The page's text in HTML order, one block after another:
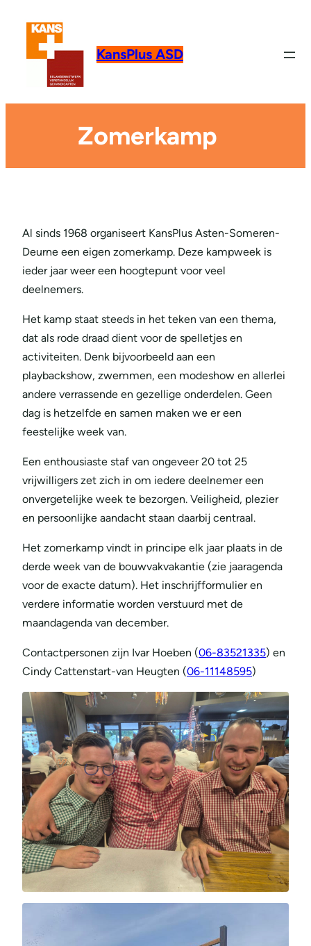
KansPlus ASD
Zomerkamp
Al sinds 1968 organiseert KansPlus Asten-Someren-
Deurne een eigen zomerkamp. Deze kampweek is
ieder jaar weer een hoogtepunt voor veel
deelnemers.
Het kamp staat steeds in het teken van een thema,
dat als rode draad dient voor de spelletjes en
activiteiten. Denk bijvoorbeeld aan een
playbackshow, zwemmen, een modeshow en allerlei
andere verrassende en gezellige onderdelen. Geen
dag is hetzelfde en samen maken we er een
feestelijke week van.
Een enthousiaste staf van ongeveer 20 tot 25
vrijwilligers zet zich in om iedere deelnemer een
onvergetelijke week te bezorgen. Veiligheid, plezier
en persoonlijke aandacht staan daarbij centraal.
Het zomerkamp vindt in principe elk jaar plaats in de
derde week van de bouwvakvakantie (zie jaaragenda
voor de exacte datum). Het inschrijfformulier en
verdere informatie worden verstuurd met de
maandagenda van december.
Contactpersonen zijn Ivar Hoeben (06-83521335) en
Cindy Cattenstart-van Heugten (06-11148595)